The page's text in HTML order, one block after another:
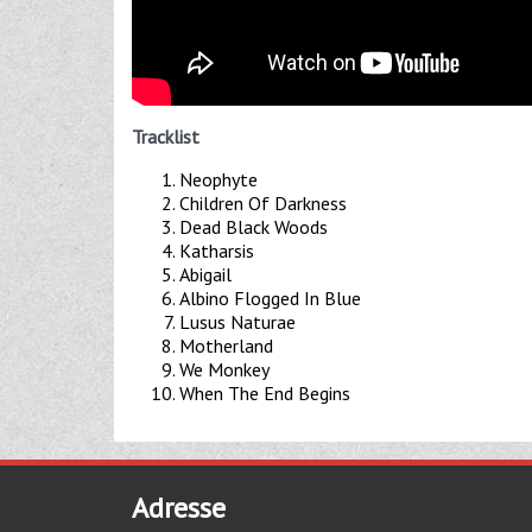
Tracklist
Neophyte
Children Of Darkness
Dead Black Woods
Katharsis
Abigail
Albino Flogged In Blue
Lusus Naturae
Motherland
We Monkey
When The End Begins
Adresse